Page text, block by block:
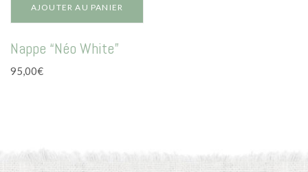
AJOUTER AU PANIER
Nappe “Néo White”
95,00€